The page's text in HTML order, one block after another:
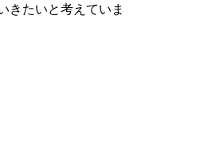
きたいと考えていま